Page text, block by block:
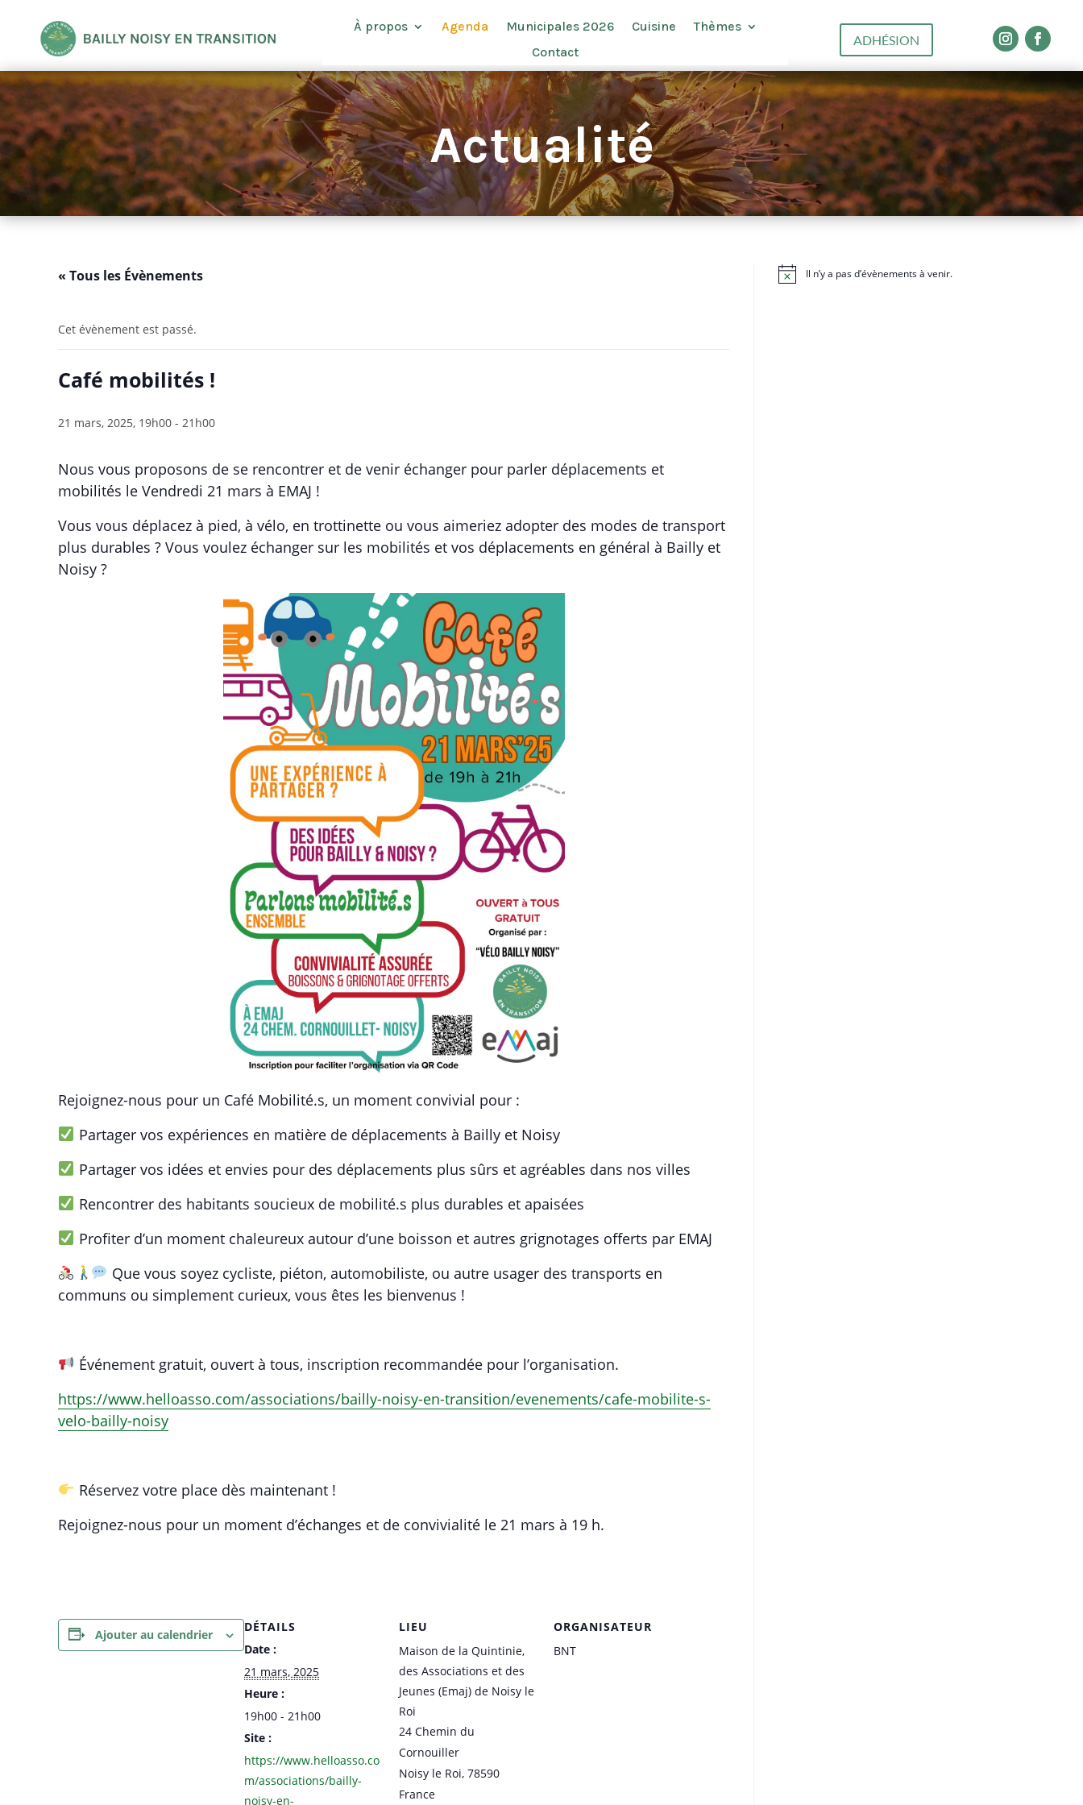
À propos Agenda Municipales 2026 Cuisine
Thèmes
Contact
ADHÉSION
Actualité
« Tous les Évènements
Cet évènement est passé.
Café mobilités !
21 mars, 2025, 19h00 - 21h00
Nous vous proposons de se rencontrer et de venir échanger pour parler déplacements et
mobilités le Vendredi 21 mars à EMAJ !
Vous vous déplacez à pied, à vélo, en trottinette ou vous aimeriez adopter des modes de transport
plus durables ? Vous voulez échanger sur les mobilités et vos déplacements en général à Bailly et
Noisy ?
Rejoignez-nous pour un Café Mobilité.s, un moment convivial pour :
Partager vos expériences en matière de déplacements à Bailly et Noisy
Partager vos idées et envies pour des déplacements plus sûrs et agréables dans nos villes
Rencontrer des habitants soucieux de mobilité.s plus durables et apaisées
Profiter d’un moment chaleureux autour d’une boisson et autres grignotages offerts par EMAJ
Que vous soyez cycliste, piéton, automobiliste, ou autre usager des transports en
communs ou simplement curieux, vous êtes les bienvenus !
Événement gratuit, ouvert à tous, inscription recommandée pour l’organisation.
https://www.helloasso.com/associations/bailly-noisy-en-transition/evenements/cafe-mobilite-s-
velo-bailly-noisy
Réservez votre place dès maintenant !
Rejoignez-nous pour un moment d’échanges et de convivialité le 21 mars à 19 h.
Ajouter au calendrier
DÉTAILS
Date :
21 mars, 2025
Heure :
19h00 - 21h00
Site :
https://www.helloasso.co
m/associations/bailly-
noisy-en-
LIEU
Maison de la Quintinie,
des Associations et des
Jeunes (Emaj) de Noisy le
Roi
24 Chemin du
Cornouiller
Noisy le Roi, 78590
France
ORGANISATEUR
BNT
N
Il n’y a pas d’évènements à venir.